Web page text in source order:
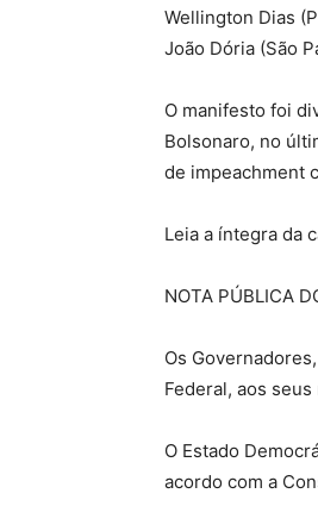
Wellington Dias
João Dória (São
O manifesto foi
Bolsonaro, no
de impeachment
Leia a íntegra da
NOTA PÚBLICA
Os
Federal, aos
O Estado
acordo com a